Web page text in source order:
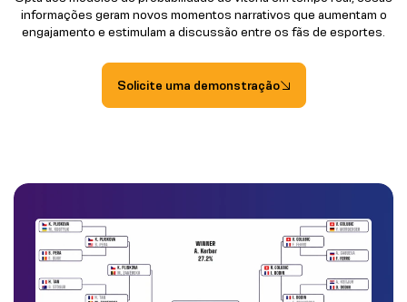
informações geram novos momentos narrativos que aumentam o
engajamento e estimulam a discussão entre os fãs de esportes.
Solicite uma demonstração